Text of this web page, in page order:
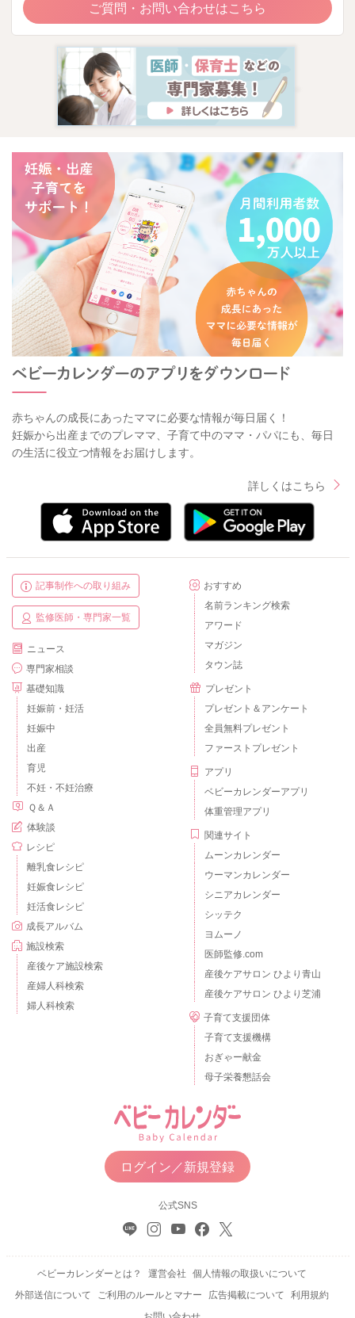
ご質問・お問い合わせはこちら
赤ちゃんの成長にあったママに必要な情報が毎日届く！
妊娠から出産までのプレママ、子育て中のママ・パパにも、毎日
の生活に役立つ情報をお届けします。
詳しくはこちら
記事制作への取り組み
監修医師・専門家一覧
ニュース
専門家相談
基礎知識
妊娠前・妊活
妊娠中
出産
育児
不妊・不妊治療
Ｑ＆Ａ
体験談
レシピ
離乳食レシピ
妊娠食レシピ
妊活食レシピ
成長アルバム
施設検索
産後ケア施設検索
産婦人科検索
婦人科検索
おすすめ
名前ランキング検索
アワード
マガジン
タウン誌
プレゼント
プレゼント＆アンケート
全員無料プレゼント
ファーストプレゼント
アプリ
ベビーカレンダーアプリ
体重管理アプリ
関連サイト
ムーンカレンダー
ウーマンカレンダー
シニアカレンダー
シッテク
ヨムーノ
医師監修.com
産後ケアサロン ひより青山
産後ケアサロン ひより芝浦
子育て支援団体
子育て支援機構
おぎゃー献金
母子栄養懇話会
ログイン／新規登録
公式SNS
ベビーカレンダーとは？ 運営会社
個人情報の取扱いについて
外部送信について
ご利用のルールとマナー 広告掲載について
利用規約